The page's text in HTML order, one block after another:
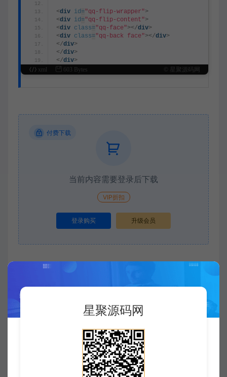
<div id="qq-flip-wrapper">
<div id="qq-flip-content">
<div class="qq-face"></div>
<div class="qq-back face"></div>
</div>
</div>
</div>
xml
603 Bytes © 星聚源码网
付费下载
当前内容需要登录后下载
VIP折扣
登录购买 升级会员
版权声明
本站素材解压密码：xjusou
星聚源码网